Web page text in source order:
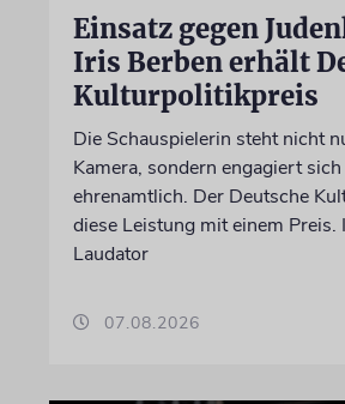
Einsatz gegen
Iris Berben erhält
Kulturpolitikpreis
Die Schauspielerin steht nicht
Kamera, sondern engagiert
ehrenamtlich. Der Deutsche
diese Leistung mit einem Preis.
Laudator
07.08.2026